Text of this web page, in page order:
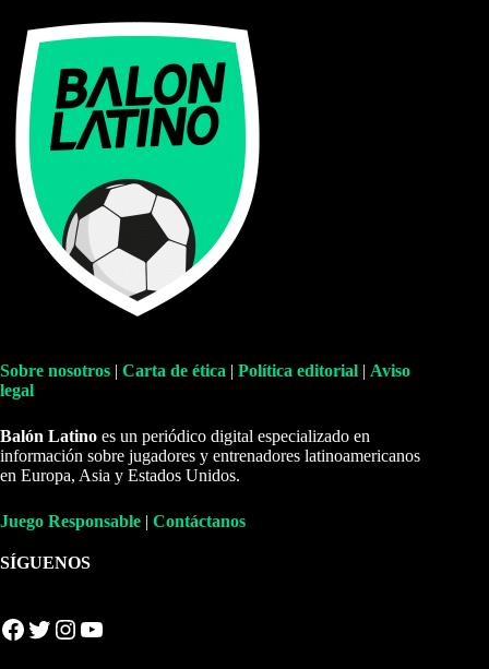
Sobre nosotros | Carta de ética | Política editorial | Aviso
legal
Balón Latino es un periódico digital especializado en
información sobre jugadores y entrenadores latinoamericanos
en Europa, Asia y Estados Unidos.
Juego Responsable | Contáctanos
SÍGUENOS
Facebook Twitter Instagram YouTube